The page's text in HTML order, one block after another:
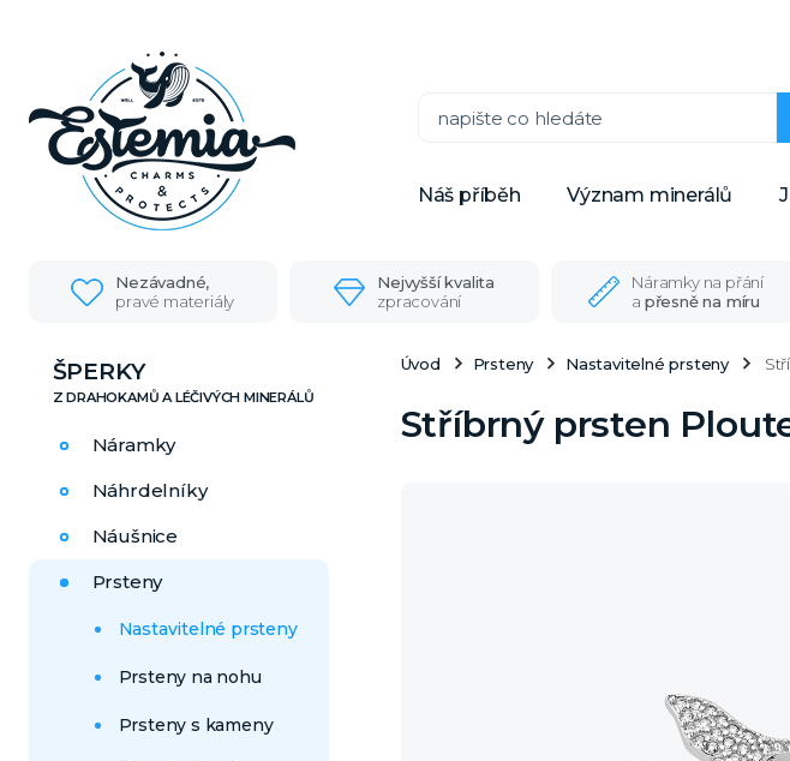
Náš příběh Význam minerálů
Nezávadné,
pravé materiály
Nejvyšší kvalita
zpracování
Náramky na přání
a přesně na míru
ŠPERKY
Náramky
Náhrdelníky
Náušnice
Prsteny
Nastavitelné prsteny
Prsteny na nohu
Prsteny s kameny
Úvod Prsteny Nastavitelné prsteny
Stříbrný prsten